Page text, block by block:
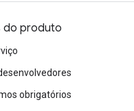
do produto
obrigatórios